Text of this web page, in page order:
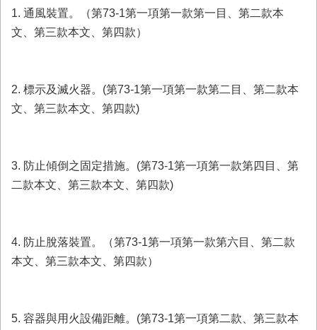
1. 通風裝置。（第73-1第一項第一款第一目、第二款本
文、第三款本文、第四款）
2. 標示及滅火器。(第73-1第一項第一款第二目、第二款本
文、第三款本文、第四款)
3. 防止傾倒之固定措施。(第73-1第一項第一款第四目、第
二款本文、第三款本文、第四款)
4. 防止脫落裝置。（第73-1第一項第一款第六目、第二款
本文、第三款本文、第四款）
5. 容器與用火設備距離。(第73-1第一項第二款、第三款本